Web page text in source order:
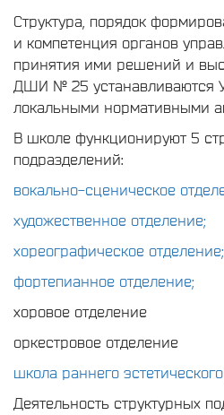
Структура, порядок
и компетенция органов
принятия ими решений и
ДШИ № 25 устанавливаются
локальными нормативными
В школе функционируют 5
подразделений:
вокально-сценическое
художественное отделение;
хореографическое отделение;
фортепианное отделение;
хоровое отделение
оркестровое отделение
школа раннего
Деятельность структурных